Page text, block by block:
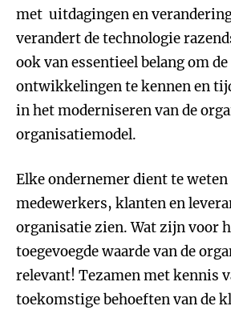
met uitdagingen en
verandert de technologie
ook van essentieel belang om
ontwikkelingen te kennen en
in het moderniseren van de
organisatiemodel.
Elke ondernemer dient te weten
medewerkers, klanten en
organisatie zien. Wat zijn voor
toegevoegde waarde van de
relevant! Tezamen met kennis
toekomstige behoeften van de